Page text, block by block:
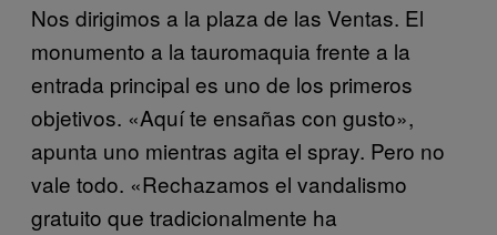
Nos dirigimos a la plaza de las Ventas. El
monumento a la tauromaquia frente a la
entrada principal es uno de los primeros
objetivos. «Aquí te ensañas con gusto»,
apunta uno mientras agita el spray. Pero no
vale todo. «Rechazamos el vandalismo
gratuito que tradicionalmente ha